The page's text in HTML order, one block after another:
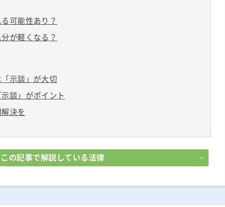
可能性あり？
が軽くなる？
示談」が大切
談」がポイント
決を
この記事で解説している法律